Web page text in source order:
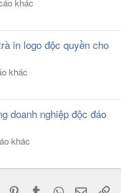
khác
in logo độc quyền cho
khác
doanh nghiệp độc đáo
khác
PinterestTumblr WhatsApp
Email